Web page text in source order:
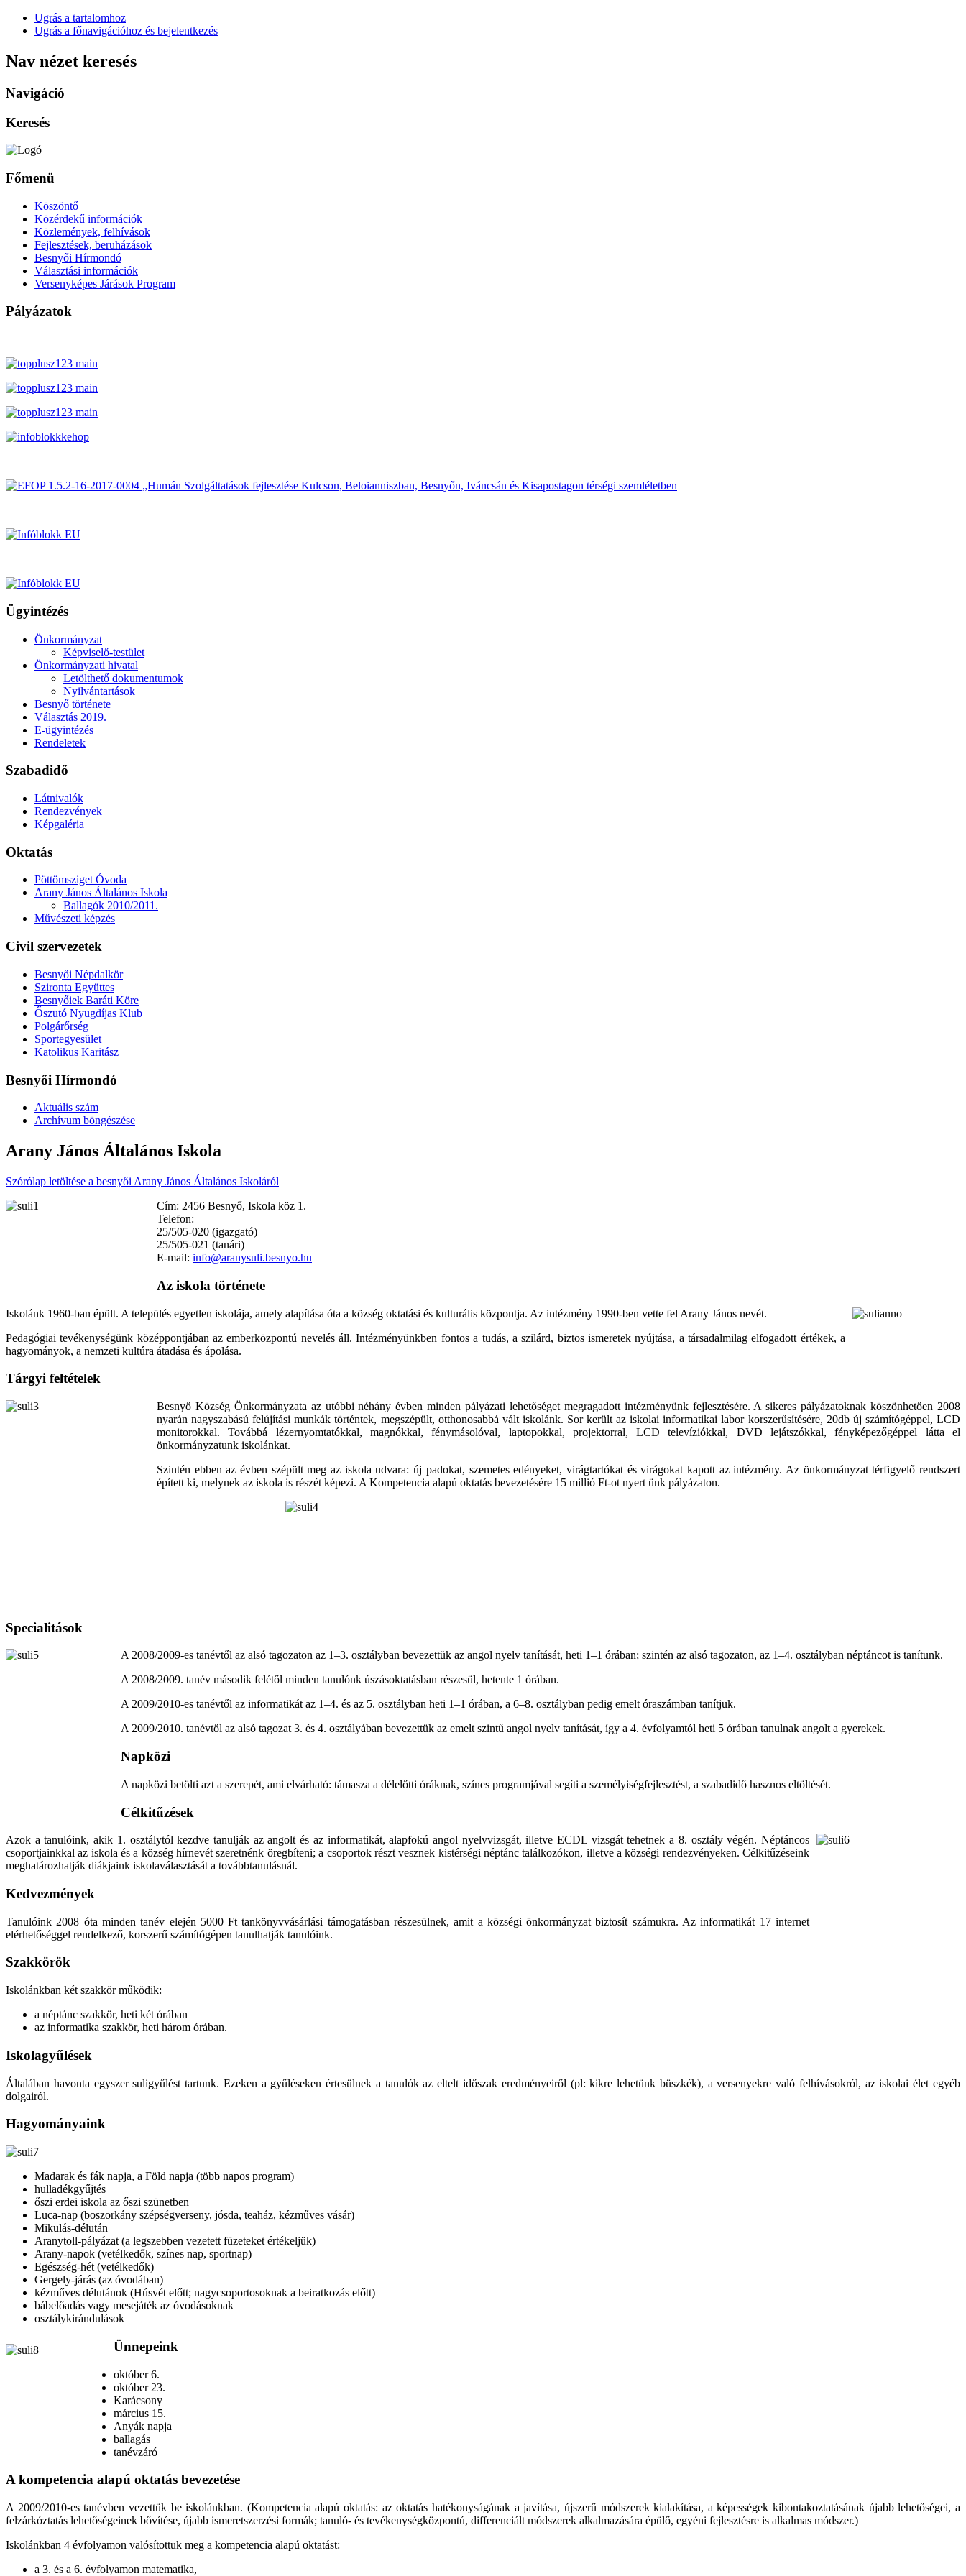
Ugrás a tartalomhoz
Ugrás a főnavigációhoz és bejelentkezés
Nav nézet keresés
Navigáció
Keresés
Főmenü
Köszöntő
Közérdekű információk
Közlemények, felhívások
Fejlesztések, beruházások
Besnyői Hírmondó
Választási információk
Versenyképes Járások Program
Pályázatok
Ügyintézés
Önkormányzat
Képviselő-testület
Önkormányzati hivatal
Letölthető dokumentumok
Nyilvántartások
Besnyő története
Választás 2019.
E-ügyintézés
Rendeletek
Szabadidő
Látnivalók
Rendezvények
Képgaléria
Oktatás
Pöttömsziget Óvoda
Arany János Általános Iskola
Ballagók 2010/2011.
Művészeti képzés
Civil szervezetek
Besnyői Népdalkör
Szironta Együttes
Besnyőiek Baráti Köre
Őszutó Nyugdíjas Klub
Polgárőrség
Sportegyesület
Katolikus Karitász
Besnyői Hírmondó
Aktuális szám
Archívum böngészése
Arany János Általános Iskola
Szórólap letöltése a besnyői Arany János Általános Iskoláról
Cím: 2456 Besnyő, Iskola köz 1.
Telefon:
25/505-020 (igazgató)
25/505-021 (tanári)
E-mail: info@aranysuli.besnyo.hu
Az iskola története
Iskolánk 1960-ban épült. A település egyetlen iskolája, amely alapítása óta a község oktatási és kulturális központja. Az intézmény 1990-ben vette fel Arany János nevét.
Pedagógiai tevékenységünk középpontjában az emberközpontú nevelés áll. Intézményünkben fontos a tudás, a szilárd, biztos ismeretek nyújtása, a társadalmilag elfogadott értékek, a
hagyományok, a nemzeti kultúra átadása és ápolása.
Tárgyi feltételek
Besnyő Község Önkormányzata az utóbbi néhány évben minden pályázati lehetőséget megragadott intézményünk fejlesztésére. A sikeres pályázatoknak köszönhetően 2008
nyarán nagyszabású felújítási munkák történtek, megszépült, otthonosabbá vált iskolánk. Sor került az iskolai informatikai labor korszerűsítésére, 20db új számítógéppel, LCD
monitorokkal. Továbbá lézernyomtatókkal, magnókkal, fénymásolóval, laptopokkal, projektorral, LCD televíziókkal, DVD lejátszókkal, fényképezőgéppel látta el
önkormányzatunk iskolánkat.
Szintén ebben az évben szépült meg az iskola udvara: új padokat, szemetes edényeket, virágtartókat és virágokat kapott az intézmény. Az önkormányzat térfigyelő rendszert
épített ki, melynek az iskola is részét képezi. A Kompetencia alapú oktatás bevezetésére 15 millió Ft-ot nyert ünk pályázaton.
Specialitások
A 2008/2009-es tanévtől az alsó tagozaton az 1–3. osztályban bevezettük az angol nyelv tanítását, heti 1–1 órában; szintén az alsó tagozaton, az 1–4. osztályban néptáncot is tanítunk.
A 2008/2009. tanév második felétől minden tanulónk úszásoktatásban részesül, hetente 1 órában.
A 2009/2010-es tanévtől az informatikát az 1–4. és az 5. osztályban heti 1–1 órában, a 6–8. osztályban pedig emelt óraszámban tanítjuk.
A 2009/2010. tanévtől az alsó tagozat 3. és 4. osztályában bevezettük az emelt szintű angol nyelv tanítását, így a 4. évfolyamtól heti 5 órában tanulnak angolt a gyerekek.
Napközi
A napközi betölti azt a szerepét, ami elvárható: támasza a délelőtti óráknak, színes programjával segíti a személyiségfejlesztést, a szabadidő hasznos eltöltését.
Célkitűzések
Azok a tanulóink, akik 1. osztálytól kezdve tanulják az angolt és az informatikát, alapfokú angol nyelvvizsgát, illetve ECDL vizsgát tehetnek a 8. osztály végén. Néptáncos
csoportjainkkal az iskola és a község hírnevét szeretnénk öregbíteni; a csoportok részt vesznek kistérségi néptánc találkozókon, illetve a községi rendezvényeken. Célkitűzéseink
meghatározhatják diákjaink iskolaválasztását a továbbtanulásnál.
Kedvezmények
Tanulóink 2008 óta minden tanév elején 5000 Ft tankönyvvásárlási támogatásban részesülnek, amit a községi önkormányzat biztosít számukra. Az informatikát 17 internet
elérhetőséggel rendelkező, korszerű számítógépen tanulhatják tanulóink.
Szakkörök
Iskolánkban két szakkör működik:
a néptánc szakkör, heti két órában
az informatika szakkör, heti három órában.
Iskolagyűlések
Általában havonta egyszer suligyűlést tartunk. Ezeken a gyűléseken értesülnek a tanulók az eltelt időszak eredményeiről (pl: kikre lehetünk büszkék), a versenyekre való felhívásokról, az iskolai élet egyéb
dolgairól.
Hagyományaink
Madarak és fák napja, a Föld napja (több napos program)
hulladékgyűjtés
őszi erdei iskola az őszi szünetben
Luca-nap (boszorkány szépségverseny, jósda, teaház, kézműves vásár)
Mikulás-délután
Aranytoll-pályázat (a legszebben vezetett füzeteket értékeljük)
Arany-napok (vetélkedők, színes nap, sportnap)
Egészség-hét (vetélkedők)
Gergely-járás (az óvodában)
kézműves délutánok (Húsvét előtt; nagycsoportosoknak a beiratkozás előtt)
bábelőadás vagy mesejáték az óvodásoknak
osztálykirándulások
Ünnepeink
október 6.
október 23.
Karácsony
március 15.
Anyák napja
ballagás
tanévzáró
A kompetencia alapú oktatás bevezetése
A 2009/2010-es tanévben vezettük be iskolánkban. (Kompetencia alapú oktatás: az oktatás hatékonyságának a javítása, újszerű módszerek kialakítása, a képességek kibontakoztatásának újabb lehetőségei, a
felzárkóztatás lehetőségeinek bővítése, újabb ismeretszerzési formák; tanuló- és tevékenységközpontú, differenciált módszerek alkalmazására épülő, egyéni fejlesztésre is alkalmas módszer.)
Iskolánkban 4 évfolyamon valósítottuk meg a kompetencia alapú oktatást:
a 3. és a 6. évfolyamon matematika,